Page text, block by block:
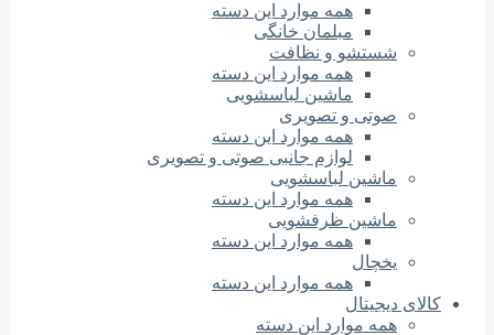
همه موارد این دسته
مبلمان خانگی
شستشو و نظافت
همه موارد این دسته
ماشین لباسشویی
صوتی و تصویری
همه موارد این دسته
لوازم جانبی صوتی و تصویری
ماشین لباسشویی
همه موارد این دسته
ماشین ظرفشویی
همه موارد این دسته
یخچال
همه موارد این دسته
کالای دیجیتال
همه موارد این دسته